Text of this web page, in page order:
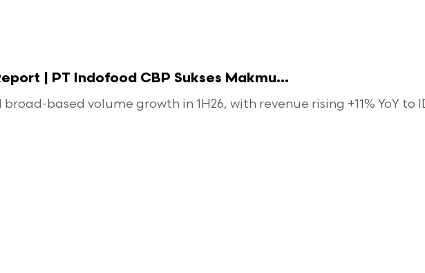
| PT Indofood CBP Sukses Makmu...
broad-based volume growth in 1H26, with revenue rising +11% YoY to